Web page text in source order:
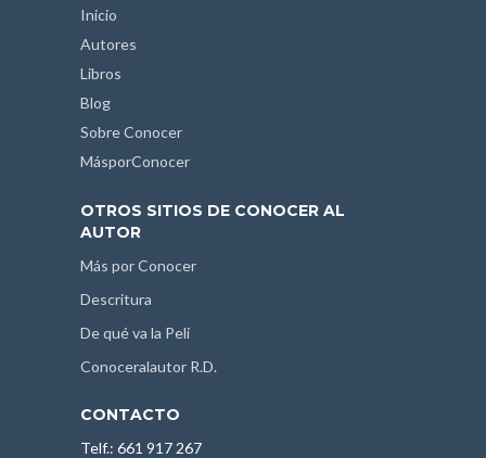
Inicio
Autores
Libros
Blog
Sobre Conocer
MásporConocer
OTROS SITIOS DE CONOCER AL
AUTOR
Más por Conocer
Descritura
De qué va la Peli
Conoceralautor R.D.
CONTACTO
Telf.: 661 917 267